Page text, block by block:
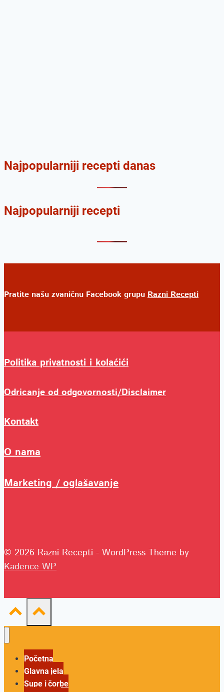
Najpopularniji recepti danas
Najpopularniji recepti
Pratite našu zvaničnu Facebook grupu Razni Recepti
Politika privatnosti i kolaćići
Odricanje od odgovornosti/Disclaimer
Kontakt
O nama
Marketing / oglašavanje
© 2026 Razni Recepti - WordPress Theme by
Kadence WP
Početna
Glavna jela
Supe i čorbe